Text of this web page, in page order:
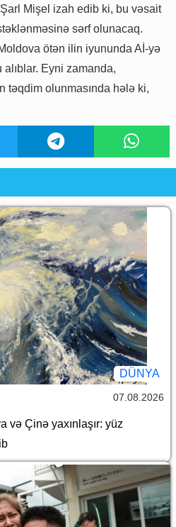
Şarl Mişel izah edib ki, bu vəsait
sərf olunacaq.
ötən ilin iyununda Aİ-yə
Eyni zamanda,
təqdim olunmasında hələ ki,
DÜNYA
07.08.2026
və Çinə yaxınlaşır: yüz